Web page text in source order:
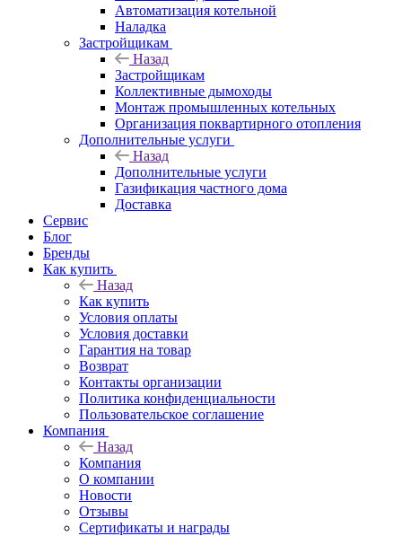
Автоматизация котельной
Наладка
Застройщикам
Назад
Застройщикам
Коллективные дымоходы
Монтаж промышленных котельных
Организация поквартирного отопления
Дополнительные услуги
Назад
Дополнительные услуги
Газификация частного дома
Доставка
Сервис
Блог
Бренды
Как купить
Назад
Как купить
Условия оплаты
Условия доставки
Гарантия на товар
Возврат
Контакты организации
Политика конфиденциальности
Пользовательское соглашение
Компания
Назад
Компания
О компании
Новости
Отзывы
Сертификаты и награды